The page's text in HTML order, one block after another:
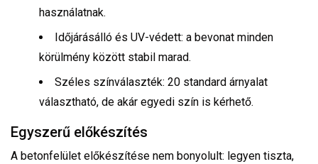
használatnak.
Időjárásálló és UV-védett: a bevonat minden
körülmény között stabil marad.
Széles színválaszték: 20 standard árnyalat
választható, de akár egyedi szín is kérhető.
Egyszerű előkészítés
A betonfelület előkészítése nem bonyolult: legyen tiszta,